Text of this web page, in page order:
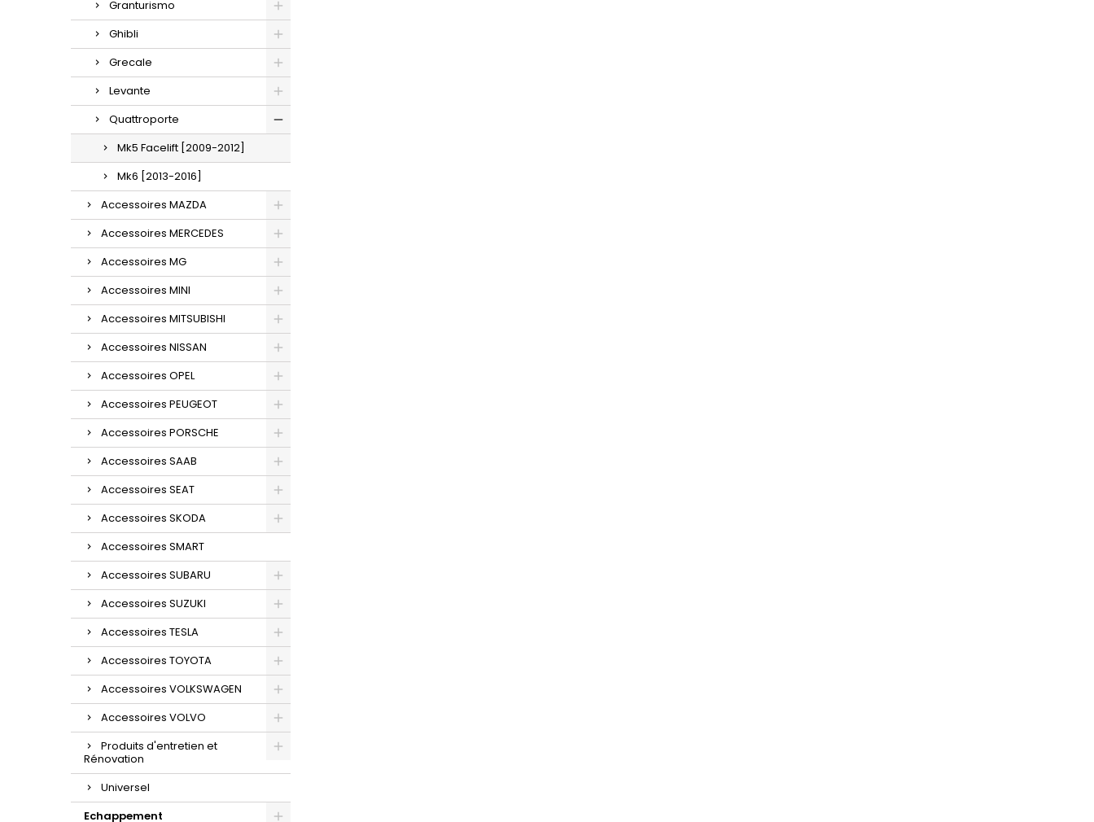
Granturismo
Ghibli
Grecale
Levante
Quattroporte
Mk5 Facelift [2009-2012]
Mk6 [2013-2016]
Accessoires MAZDA
Accessoires MERCEDES
Accessoires MG
Accessoires MINI
Accessoires MITSUBISHI
Accessoires NISSAN
Accessoires OPEL
Accessoires PEUGEOT
Accessoires PORSCHE
Accessoires SAAB
Accessoires SEAT
Accessoires SKODA
Accessoires SMART
Accessoires SUBARU
Accessoires SUZUKI
Accessoires TESLA
Accessoires TOYOTA
Accessoires VOLKSWAGEN
Accessoires VOLVO
Produits d'entretien et
Rénovation
Universel
Echappement